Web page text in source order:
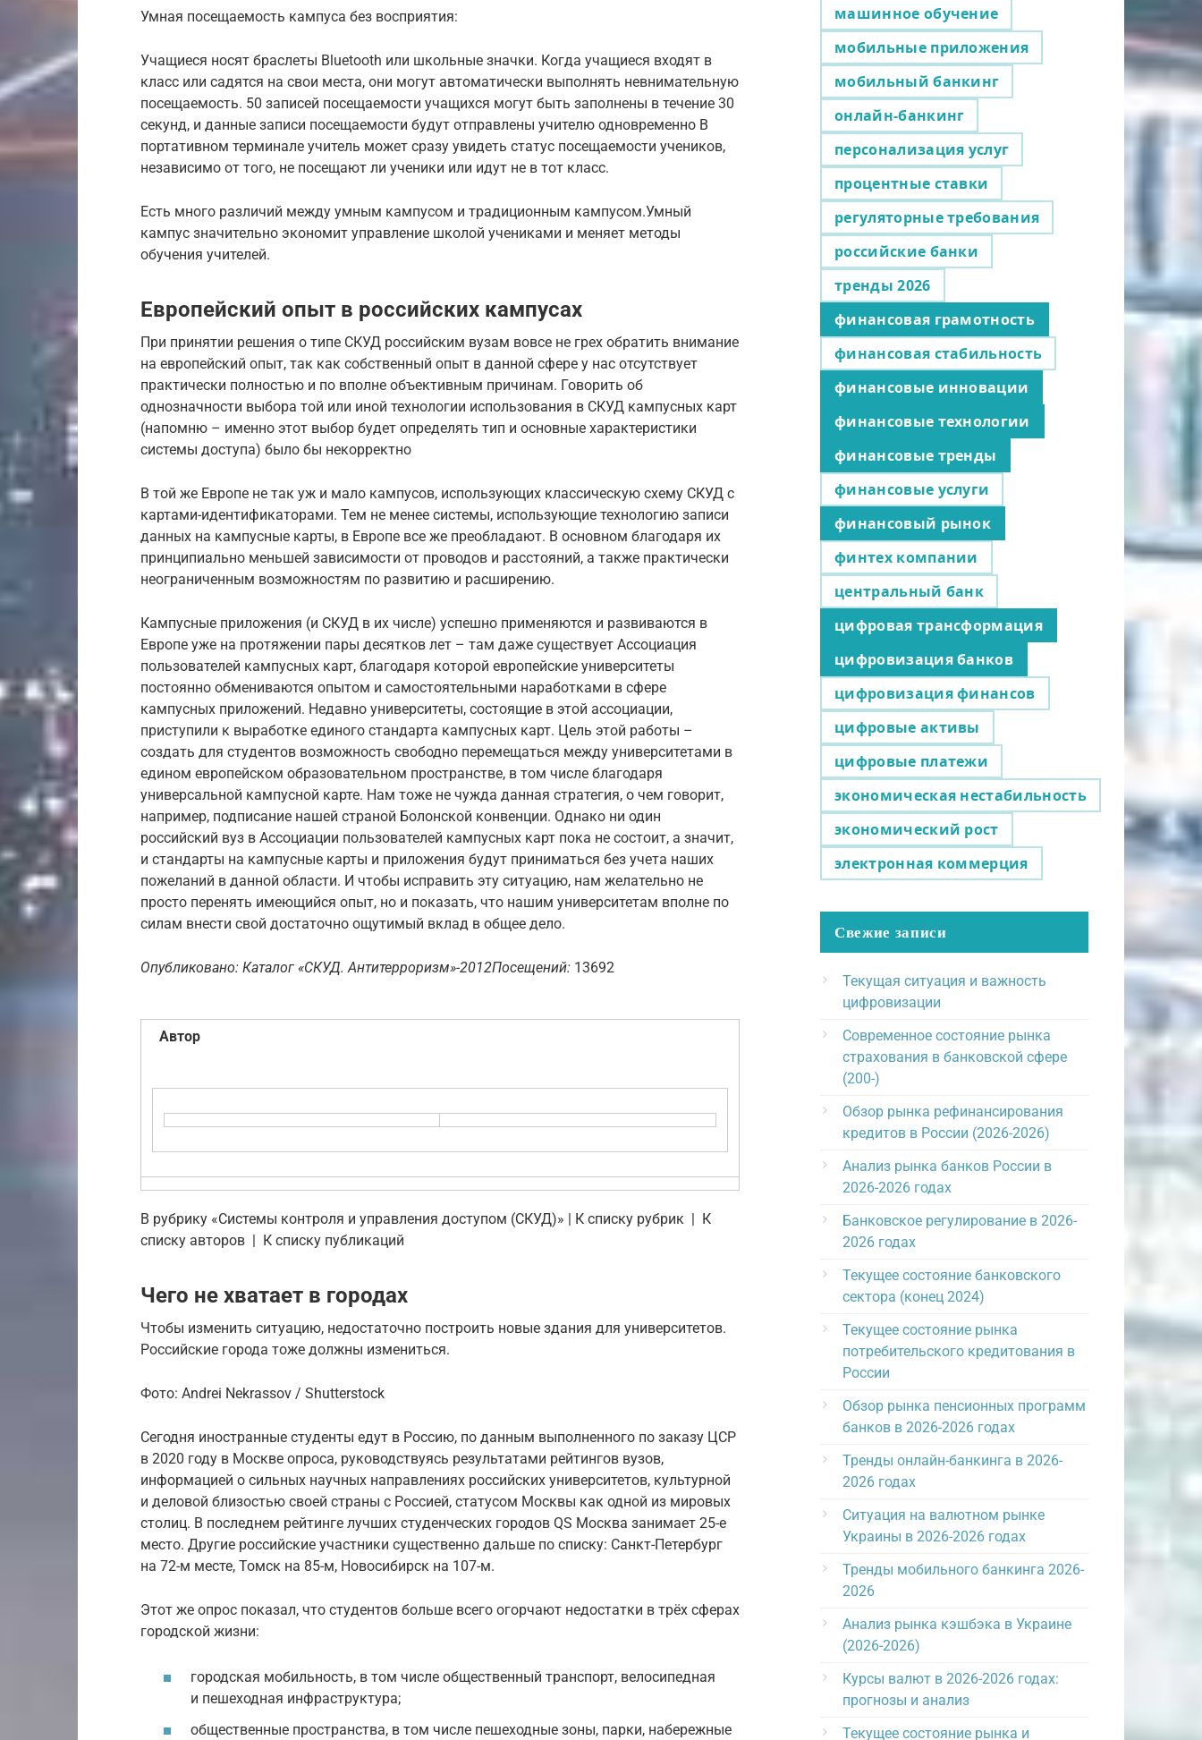
Умная посещаемость кампуса без восприятия:
Учащиеся носят браслеты Bluetooth или школьные значки. Когда учащиеся входят в
класс или садятся на свои места, они могут автоматически выполнять невнимательную
посещаемость. 50 записей посещаемости учащихся могут быть заполнены в течение 30
секунд, и данные записи посещаемости будут отправлены учителю одновременно В
портативном терминале учитель может сразу увидеть статус посещаемости учеников,
независимо от того, не посещают ли ученики или идут не в тот класс.
Есть много различий между умным кампусом и традиционным кампусом.Умный
кампус значительно экономит управление школой учениками и меняет методы
обучения учителей.
Европейский опыт в российских кампусах
При принятии решения о типе СКУД российским вузам вовсе не грех обратить внимание
на европейский опыт, так как собственный опыт в данной сфере у нас отсутствует
практически полностью и по вполне объективным причинам. Говорить об
однозначности выбора той или иной технологии использования в СКУД кампусных карт
(напомню – именно этот выбор будет определять тип и основные характеристики
системы доступа) было бы некорректно
В той же Европе не так уж и мало кампусов, использующих классическую схему СКУД с
картами-идентификаторами. Тем не менее системы, использующие технологию записи
данных на кампусные карты, в Европе все же преобладают. В основном благодаря их
принципиально меньшей зависимости от проводов и расстояний, а также практически
неограниченным возможностям по развитию и расширению.
Кампусные приложения (и СКУД в их числе) успешно применяются и развиваются в
Европе уже на протяжении пары десятков лет – там даже существует Ассоциация
пользователей кампусных карт, благодаря которой европейские университеты
постоянно обмениваются опытом и самостоятельными наработками в сфере
кампусных приложений. Недавно университеты, состоящие в этой ассоциации,
приступили к выработке единого стандарта кампусных карт. Цель этой работы –
создать для студентов возможность свободно перемещаться между университетами в
едином европейском образовательном пространстве, в том числе благодаря
универсальной кампусной карте. Нам тоже не чужда данная стратегия, о чем говорит,
например, подписание нашей страной Болонской конвенции. Однако ни один
российский вуз в Ассоциации пользователей кампусных карт пока не состоит, а значит,
и стандарты на кампусные карты и приложения будут приниматься без учета наших
пожеланий в данной области. И чтобы исправить эту ситуацию, нам желательно не
просто перенять имеющийся опыт, но и показать, что нашим университетам вполне по
силам внести свой достаточно ощутимый вклад в общее дело.
Опубликовано: Каталог «СКУД. Антитерроризм»-2012Посещений: 13692
Автор
В рубрику «Системы контроля и управления доступом (СКУД)» | К списку рубрик | К
списку авторов | К списку публикаций
Чего не хватает в городах
Чтобы изменить ситуацию, недостаточно построить новые здания для университетов.
Российские города тоже должны измениться.
Фото: Andrei Nekrassov / Shutterstock
Сегодня иностранные студенты едут в Россию, по данным выполненного по заказу ЦСР
в 2020 году в Москве опроса, руководствуясь результатами рейтингов вузов,
информацией о сильных научных направлениях российских университетов, культурной
и деловой близостью своей страны с Россией, статусом Москвы как одной из мировых
столиц. В последнем рейтинге лучших студенческих городов QS Москва занимает 25-е
место. Другие российские участники существенно дальше по списку: Санкт-Петербург
на 72-м месте, Томск на 85-м, Новосибирск на 107-м.
Этот же опрос показал, что студентов больше всего огорчают недостатки в трёх сферах
городской жизни:
городская мобильность, в том числе общественный транспорт, велосипедная
и пешеходная инфраструктура;
общественные пространства, в том числе пешеходные зоны, парки, набережные
машинное обучение
мобильные приложения
мобильный банкинг
онлайн-банкинг
персонализация услуг
процентные ставки
регуляторные требования
российские банки
тренды 2026
финансовая грамотность
финансовая стабильность
финансовые инновации
финансовые технологии
финансовые тренды
финансовые услуги
финансовый рынок
финтех компании
центральный банк
цифровая трансформация
цифровизация банков
цифровизация финансов
цифровые активы
цифровые платежи
экономическая нестабильность
экономический рост
электронная коммерция
Свежие записи
Текущая ситуация и важность
цифровизации
Современное состояние рынка
страхования в банковской сфере
(200-)
Обзор рынка рефинансирования
кредитов в России (2026-2026)
Анализ рынка банков России в
2026-2026 годах
Банковское регулирование в 2026-
2026 годах
Текущее состояние банковского
сектора (конец 2024)
Текущее состояние рынка
потребительского кредитования в
России
Обзор рынка пенсионных программ
банков в 2026-2026 годах
Тренды онлайн-банкинга в 2026-
2026 годах
Ситуация на валютном рынке
Украины в 2026-2026 годах
Тренды мобильного банкинга 2026-
2026
Анализ рынка кэшбэка в Украине
(2026-2026)
Курсы валют в 2026-2026 годах:
прогнозы и анализ
Текущее состояние рынка и